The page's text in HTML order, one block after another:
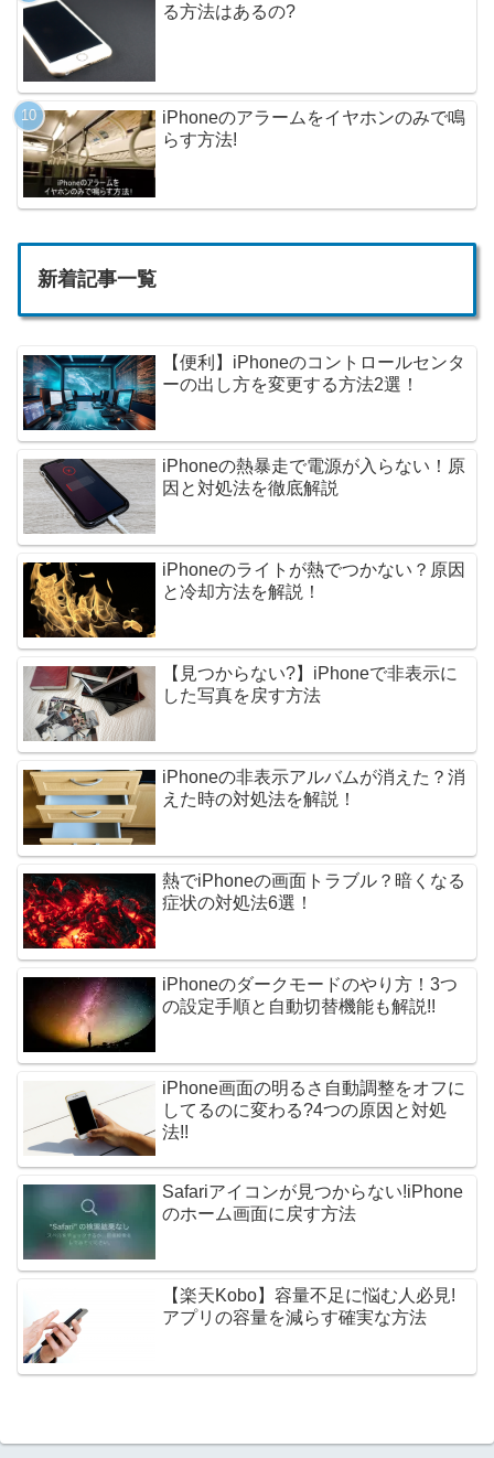
る方法はあるの?
iPhoneのアラームをイヤホンのみで鳴
らす方法!
新着記事一覧
【便利】iPhoneのコントロールセンタ
ーの出し方を変更する方法2選！
iPhoneの熱暴走で電源が入らない！原
因と対処法を徹底解説
iPhoneのライトが熱でつかない？原因
と冷却方法を解説！
【見つからない?】iPhoneで非表示に
した写真を戻す方法
iPhoneの非表示アルバムが消えた？消
えた時の対処法を解説！
熱でiPhoneの画面トラブル？暗くなる
症状の対処法6選！
iPhoneのダークモードのやり方！3つ
の設定手順と自動切替機能も解説!!
iPhone画面の明るさ自動調整をオフに
してるのに変わる?4つの原因と対処
法!!
Safariアイコンが見つからない!iPhone
のホーム画面に戻す方法
【楽天Kobo】容量不足に悩む人必見!
アプリの容量を減らす確実な方法